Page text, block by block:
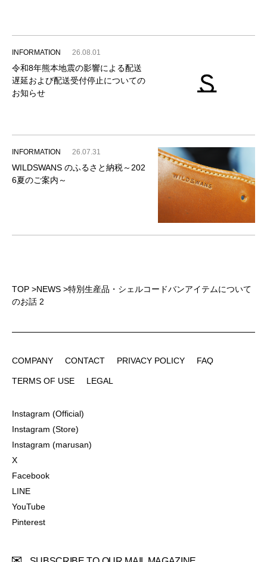
INFORMATION 26.08.01
令和8年熊本地震の影響による配送
遅延および配送受付停止についての
お知らせ
INFORMATION 26.07.31
WILDSWANS のふるさと納税～202
6夏のご案内～
TOP >NEWS >特別生産品・シェルコードバンアイテムについて
のお話 2
COMPANY
CONTACT
PRIVACY POLICY
FAQ
TERMS OF USE
LEGAL
Instagram (Official)
Instagram (Store)
Instagram (marusan)
X
Facebook
LINE
YouTube
Pinterest